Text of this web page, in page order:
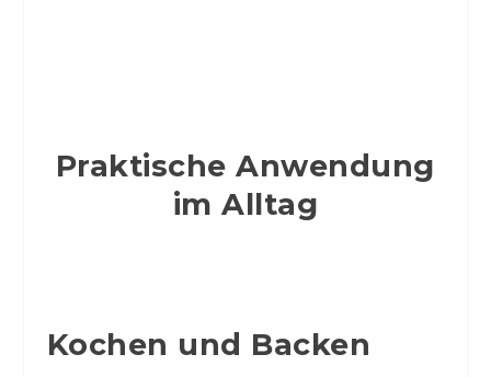
Praktische Anwendung
im Alltag
Kochen und Backen